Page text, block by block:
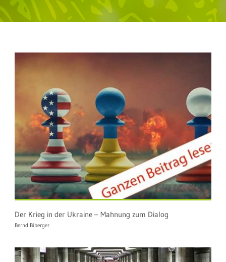
Der Krieg in der Ukraine – Mahnung zum Dialog
Bernd Biberger